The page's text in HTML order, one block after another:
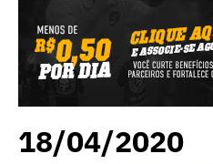
18/04/2020